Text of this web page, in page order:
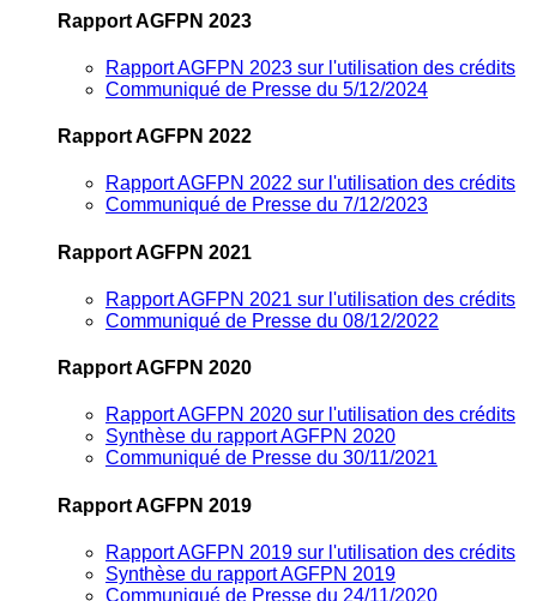
Rapport AGFPN 2023
Rapport AGFPN 2023 sur l'utilisation des crédits
Communiqué de Presse du 5/12/2024
Rapport AGFPN 2022
Rapport AGFPN 2022 sur l'utilisation des crédits
Communiqué de Presse du 7/12/2023
Rapport AGFPN 2021
Rapport AGFPN 2021 sur l'utilisation des crédits
Communiqué de Presse du 08/12/2022
Rapport AGFPN 2020
Rapport AGFPN 2020 sur l'utilisation des crédits
Synthèse du rapport AGFPN 2020
Communiqué de Presse du 30/11/2021
Rapport AGFPN 2019
Rapport AGFPN 2019 sur l'utilisation des crédits
Synthèse du rapport AGFPN 2019
Communiqué de Presse du 24/11/2020